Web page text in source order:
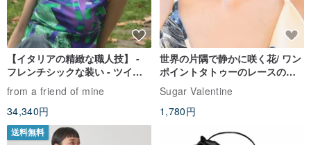
【イタリアの精緻な職人技】 -
フレンチシックな装い - ツイル
プリントシルクスカーフトップ
ス
from a friend of mine
34,340円
世界の片隅で静かに咲く花/ ワン
ポイントタトゥーのレースのチ
ョーカー SV649
Sugar Valentine
1,780円
送料無料